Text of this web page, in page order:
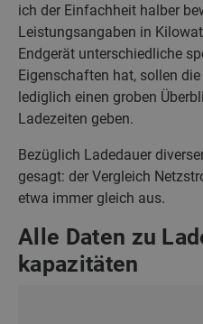
ich der Einfachheit halber
Leistungsangaben in
Endgerät unterschiedliche
Eigenschaften hat, sollen
lediglich einen groben
Ladezeiten geben.
Bezüglich Ladedauer
gesagt: der Vergleich
etwa immer gleich aus.
Alle Daten zu
kapazitäten